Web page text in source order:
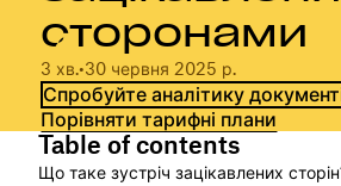
сторонами
3 хв.•30 червня 2025 р.
Спробуйте аналітику
Порівняти тарифні плани
Table of contents
Що таке зустріч зацікавлених